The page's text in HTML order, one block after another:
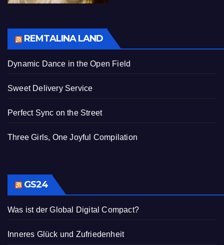
REMTALINA LAND
Dynamic Dance in the Open Field
Sweet Delivery Service
Perfect Sync on the Street
Three Girls, One Joyful Compilation
GS24
Was ist der Global Digital Compact?
Inneres Glück und Zufriedenheit